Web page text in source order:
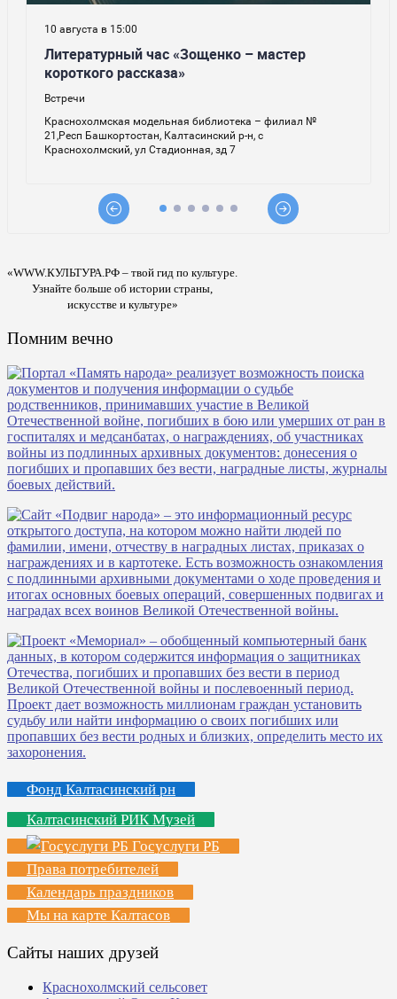
«WWW.КУЛЬТУРА.РФ – твой гид по культуре.
Узнайте больше об истории страны,
искусстве и культуре»
Помним вечно
Фонд Калтасинский рн
Калтасинский РИК Музей
Госуслуги РБ
Права потребителей
Календарь праздников
Мы на карте Калтасов
Сайты наших друзей
Краснохолмский сельсовет